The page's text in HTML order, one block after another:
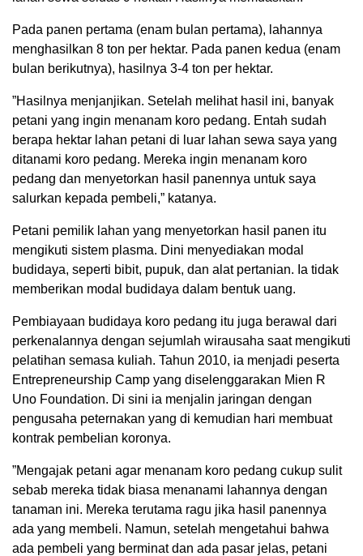
Pada panen pertama (enam bulan pertama), lahannya
menghasilkan 8 ton per hektar. Pada panen kedua (enam
bulan berikutnya), hasilnya 3-4 ton per hektar.
”Hasilnya menjanjikan. Setelah melihat hasil ini, banyak
petani yang ingin menanam koro pedang. Entah sudah
berapa hektar lahan petani di luar lahan sewa saya yang
ditanami koro pedang. Mereka ingin menanam koro
pedang dan menyetorkan hasil panennya untuk saya
salurkan kepada pembeli,” katanya.
Petani pemilik lahan yang menyetorkan hasil panen itu
mengikuti sistem plasma. Dini menyediakan modal
budidaya, seperti bibit, pupuk, dan alat pertanian. Ia tidak
memberikan modal budidaya dalam bentuk uang.
Pembiayaan budidaya koro pedang itu juga berawal dari
perkenalannya dengan sejumlah wirausaha saat mengikuti
pelatihan semasa kuliah. Tahun 2010, ia menjadi peserta
Entrepreneurship Camp yang diselenggarakan Mien R
Uno Foundation. Di sini ia menjalin jaringan dengan
pengusaha peternakan yang di kemudian hari membuat
kontrak pembelian koronya.
”Mengajak petani agar menanam koro pedang cukup sulit
sebab mereka tidak biasa menanami lahannya dengan
tanaman ini. Mereka terutama ragu jika hasil panennya
ada yang membeli. Namun, setelah mengetahui bahwa
ada pembeli yang berminat dan ada pasar jelas, petani